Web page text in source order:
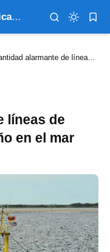
Infoterio - Noticias científicas que explican el mundo
alarmante de líneas de pesca perdida cada año en el mar
líneas de
en el mar